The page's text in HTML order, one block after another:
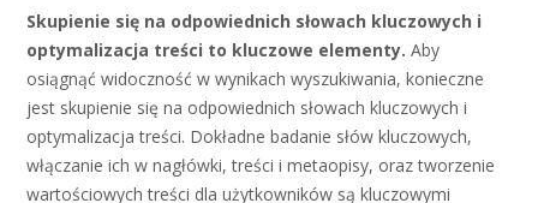
Skupienie się na odpowiednich słowach kluczowych i
optymalizacja treści to kluczowe elementy. Aby
osiągnąć widoczność w wynikach wyszukiwania, konieczne
jest skupienie się na odpowiednich słowach kluczowych i
optymalizacja treści. Dokładne badanie słów kluczowych,
włączanie ich w nagłówki, treści i metaopisy, oraz tworzenie
wartościowych treści dla użytkowników są kluczowymi